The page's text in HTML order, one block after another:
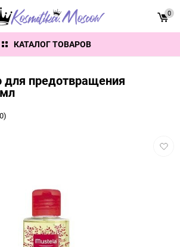
КАТАЛОГ ТОВАРОВ
0
предотвращения